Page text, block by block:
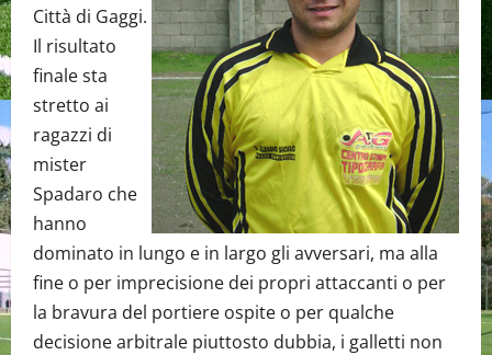
Città di Gaggi.
Il risultato
finale sta
stretto ai
ragazzi di
mister
Spadaro che
hanno
dominato in lungo e in largo gli avversari, ma alla
fine o per imprecisione dei propri attaccanti o per
la bravura del portiere ospite o per qualche
decisione arbitrale piuttosto dubbia, i galletti non